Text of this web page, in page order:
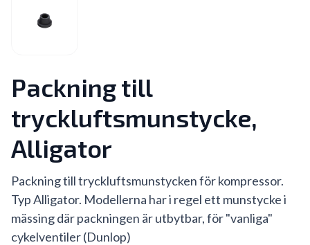
Packning till
tryckluftsmunstycke,
Alligator
Packning till tryckluftsmunstycken för kompressor.
Typ Alligator. Modellerna har i regel ett munstycke i
mässing där packningen är utbytbar, för "vanliga"
cykelventiler (Dunlop)